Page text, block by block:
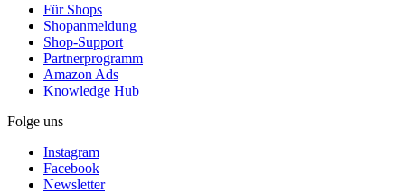
Für Shops
Shopanmeldung
Shop-Support
Partnerprogramm
Amazon Ads
Knowledge Hub
Folge uns
Instagram
Facebook
Newsletter